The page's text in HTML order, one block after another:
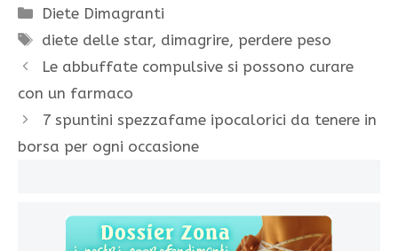
Categorie
Diete Dimagranti
Tag
diete delle star, dimagrire, perdere peso
Le abbuffate compulsive si possono curare
con un farmaco
7 spuntini spezzafame ipocalorici da tenere in
borsa per ogni occasione